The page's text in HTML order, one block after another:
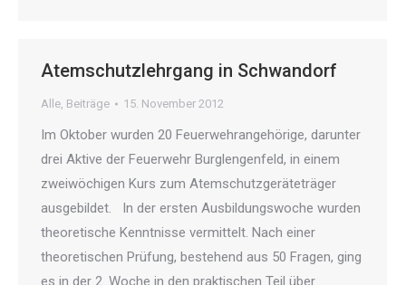
Atemschutzlehrgang in Schwandorf
Alle, Beiträge 15. November 2012
Im Oktober wurden 20 Feuerwehrangehörige, darunter
drei Aktive der Feuerwehr Burglengenfeld, in einem
zweiwöchigen Kurs zum Atemschutzgeräteträger
ausgebildet. In der ersten Ausbildungswoche wurden
theoretische Kenntnisse vermittelt. Nach einer
theoretischen Prüfung, bestehend aus 50 Fragen, ging